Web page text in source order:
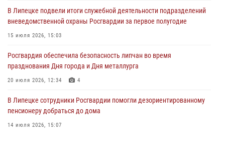
князя Владимира
В Липецке подвели итоги служебной деятельности подразделений
вневедомственной охраны Росгвардии за первое полугодие
15 июля 2026, 15:03
Росгвардия обеспечила безопасность липчан во время
празднования Дня города и Дня металлурга
20 июля 2026, 12:34 4
В Липецке сотрудники Росгвардии помогли дезориентированному
пенсионеру добраться до дома
14 июля 2026, 15:07